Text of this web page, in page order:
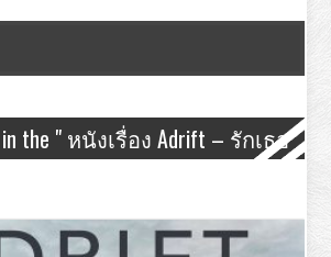
in the " หนังเรื่อง Adrift – รักเธอ